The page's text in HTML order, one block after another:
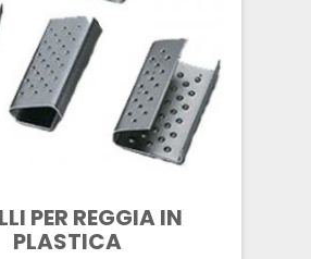
PER REGGIA IN
PLASTICA